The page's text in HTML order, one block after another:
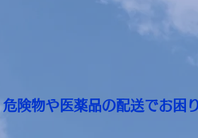
危険物や医薬品の配送でお困